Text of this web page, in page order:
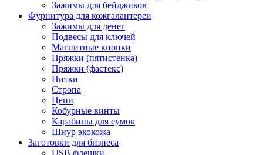
Зажимы для бейджиков
Фурнитура для кожгалантереи
Зажимы для денег
Подвесы для ключей
Магнитные кнопки
Пряжки (пятистенка)
Пряжки (фастекс)
Нитки
Стропа
Цепи
Кобурные винты
Карабины для сумок
Шнур экокожа
Заготовки для бизнеса
USB флешки